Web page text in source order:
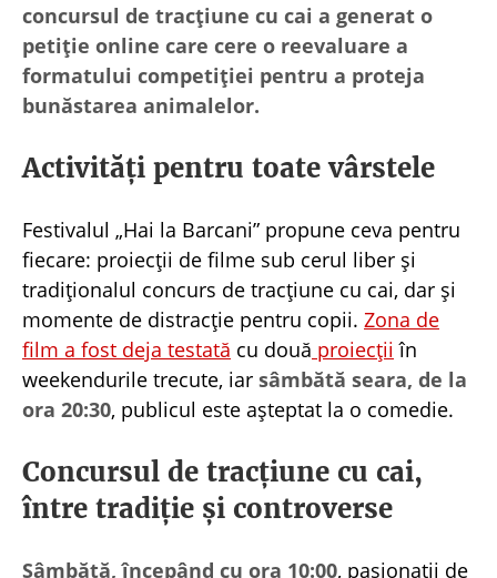
concursul de tracțiune cu cai a generat o
petiție online care cere o reevaluare a
formatului competiției pentru a proteja
bunăstarea animalelor.
Activități pentru toate vârstele
Festivalul „Hai la Barcani” propune ceva pentru
fiecare: proiecții de filme sub cerul liber și
tradiționalul concurs de tracțiune cu cai, dar și
momente de distracție pentru copii. Zona de
film a fost deja testată cu două proiecții în
weekendurile trecute, iar sâmbătă seara, de la
ora 20:30, publicul este așteptat la o comedie.
Concursul de tracțiune cu cai,
între tradiție și controverse
Sâmbătă, începând cu ora 10:00, pasionații de